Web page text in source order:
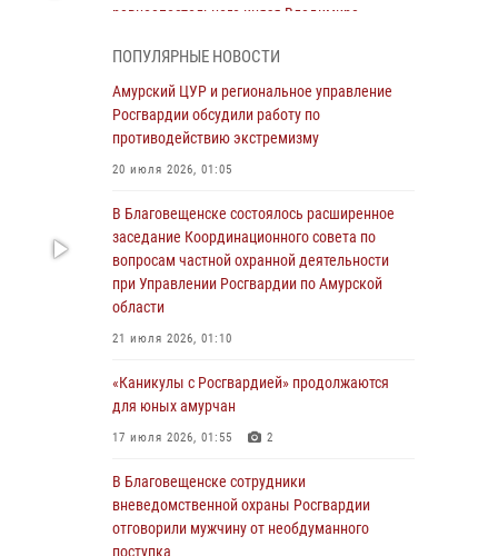
равноапостольного князя Владимира
Более 2,5 миллионов рублей выплачено
амурчанам за оружие сданное на возмездной
основе
28 июля 2026, 02:00
Итоги работы строевых подразделений
вневедомственной охраны Росгвардии
Амурской области в период с 20 по 26 июля
2026 года
27 июля 2026, 06:28
сотрудников вневедомственной охраны
23 июля 2026, 07:49
поступления на службу в подразделения
территориального Управления Росгвардии
23 июля 2026, 00:00
ПОПУЛЯРНЫЕ НОВОСТИ
Амурский ЦУР и региональное управление
Росгвардии обсудили работу по
противодействию экстремизму
20 июля 2026, 01:05
В Благовещенске состоялось расширенное
заседание Координационного совета по
вопросам частной охранной деятельности
при Управлении Росгвардии по Амурской
области
21 июля 2026, 01:10
«Каникулы с Росгвардией» продолжаются
для юных амурчан
17 июля 2026, 01:55 2
В Благовещенске сотрудники
вневедомственной охраны Росгвардии
отговорили мужчину от необдуманного
поступка